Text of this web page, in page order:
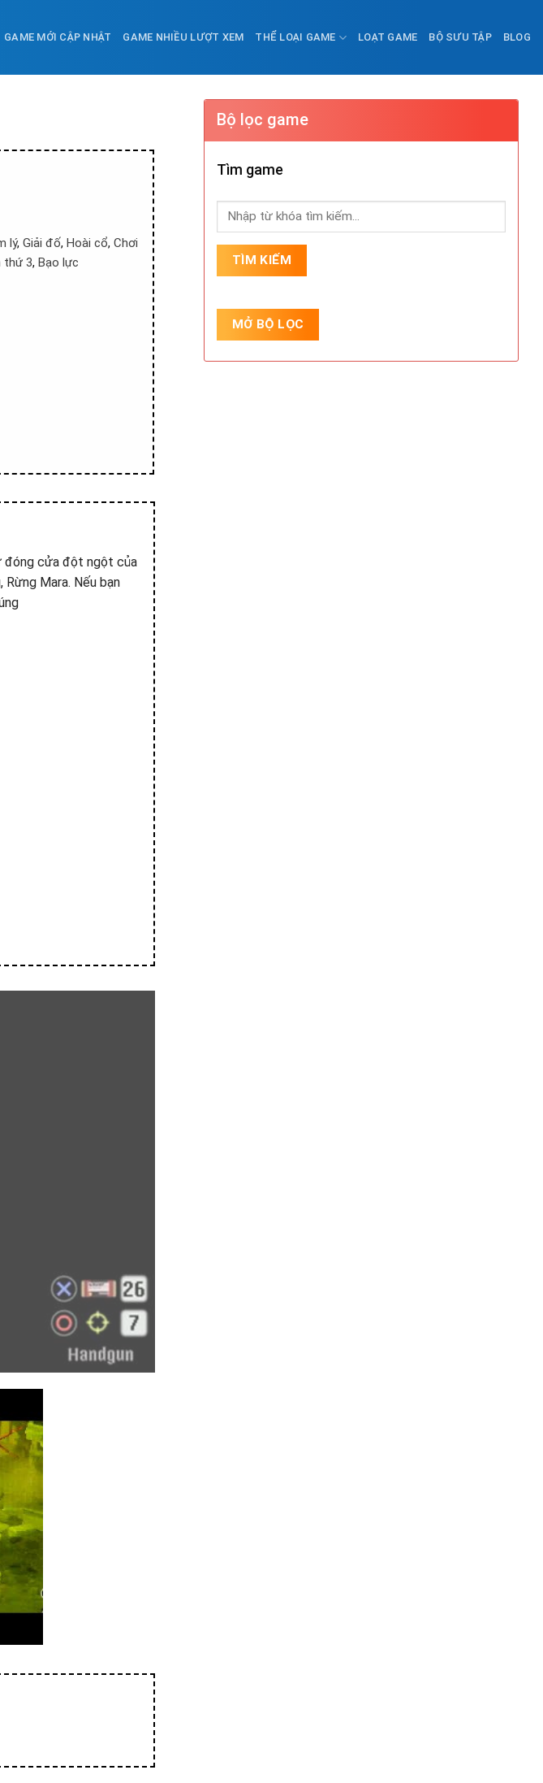
GAME MỚI CẬP NHẬT GAME NHIỀU LƯỢT XEM THỂ LOẠI GAME LOẠT GAME BỘ SƯU TẬP BLOG
lý, Giải đố, Hoài cổ, Chơi
thứ 3, Bạo lực
đóng cửa đột ngột của
Mara. Nếu bạn
Bộ lọc game
Tìm game